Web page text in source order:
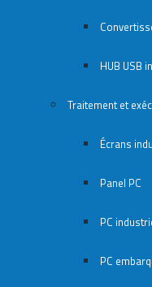
HUB USB
Traitement et
Écrans
Panel PC
PC
PC